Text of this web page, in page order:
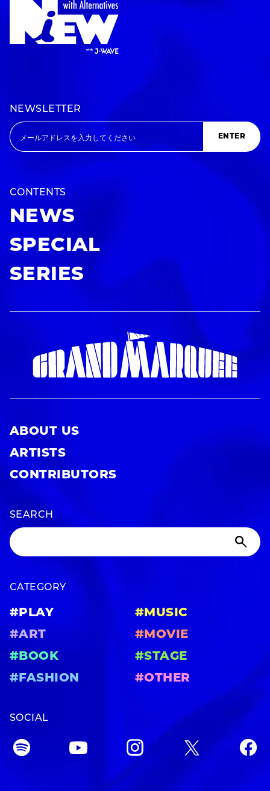
NEWSLETTER
ENTER
CONTENTS
NEWS
SPECIAL
SERIES
ABOUT US
ARTISTS
CONTRIBUTORS
SEARCH
CATEGORY
#PLAY
#MUSIC
#ART
#MOVIE
#BOOK
#STAGE
#FASHION
#OTHER
SOCIAL